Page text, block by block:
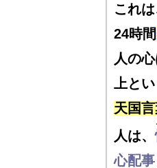
これ
24時間
人の
上と
天国
人は、
心配事